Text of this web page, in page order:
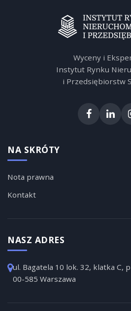
Wyceny i
Instytut Rynku
i Przedsiębiorstw
NA SKRÓTY
Nota prawna
Kontakt
NASZ ADRES
ul. Bagatela 10 lok. 32, klatka C,
00-585 Warszawa